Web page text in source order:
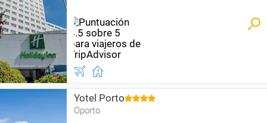
Yotel Porto
Oporto